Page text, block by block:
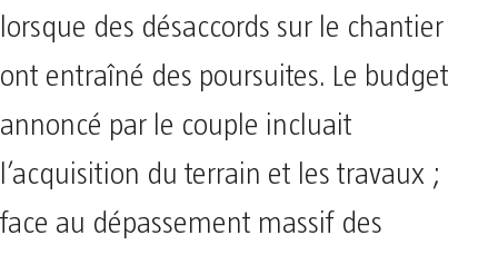
lorsque des désaccords sur le chantier
ont entraîné des poursuites. Le budget
annoncé par le couple incluait
l’acquisition du terrain et les travaux ;
face au dépassement massif des